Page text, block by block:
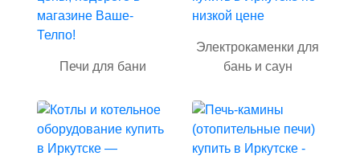
Печи для бани
Электрокаменки для
бань и саун